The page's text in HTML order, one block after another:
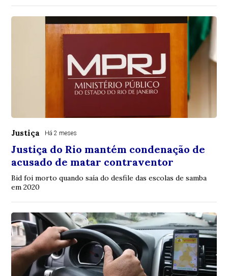
Justiça Há 2 meses
Justiça do Rio mantém condenação de
acusado de matar contraventor
Bid foi morto quando saía do desfile das escolas de samba
em 2020